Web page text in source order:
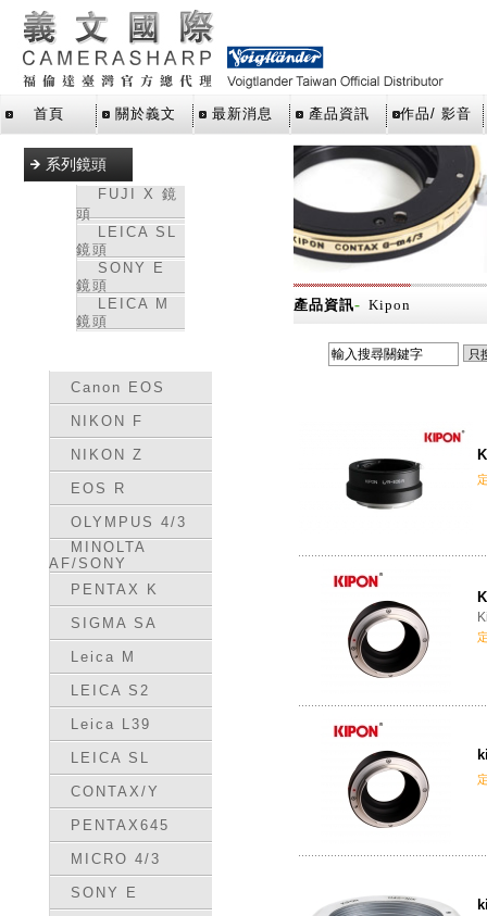
首頁 關於義文 最新消息 產品資訊 作品/ 影音
系列鏡頭
FUJI X 鏡
頭
LEICA SL
鏡頭
SONY E
鏡頭
LEICA M
鏡頭
Canon EOS
NIKON F
NIKON Z
EOS R
OLYMPUS 4/3
MINOLTA
AF/SONY
PENTAX K
SIGMA SA
Leica M
LEICA S2
Leica L39
LEICA SL
CONTAX/Y
PENTAX645
MICRO 4/3
SONY E
產品資訊- Kipon